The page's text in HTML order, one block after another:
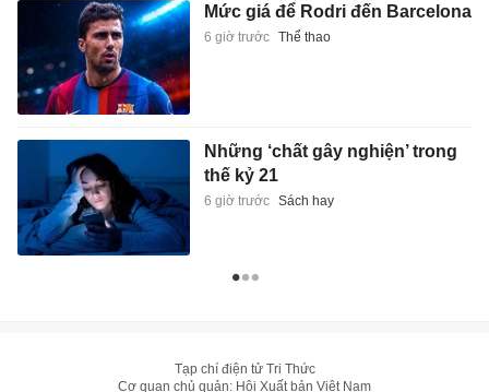
Mức giá để Rodri đến Barcelona
6 giờ trước Thể thao
Những ‘chất gây nghiện’ trong
thế kỷ 21
6 giờ trước Sách hay
Tạp chí điện tử Tri Thức
Cơ quan chủ quản: Hội Xuất bản Việt Nam